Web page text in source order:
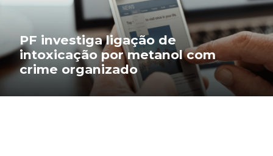
PF investiga ligação de
intoxicação por metanol com
crime organizado